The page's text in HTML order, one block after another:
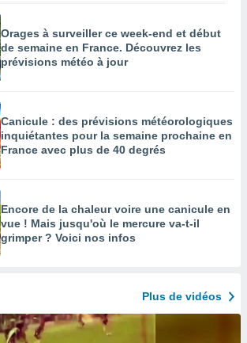
Orages à surveiller ce week-end et début
de semaine en France. Découvrez les
prévisions météo à jour
Canicule : des prévisions météorologiques
inquiétantes pour la semaine prochaine en
France avec plus de 40 degrés
Encore de la chaleur voire une canicule en
vue ! Mais jusqu'où le mercure va-t-il
grimper ? Voici nos infos
Plus de vidéos